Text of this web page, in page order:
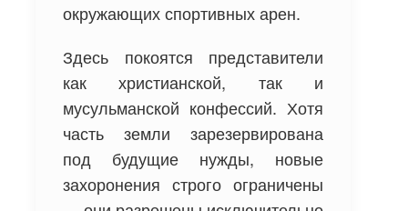
окружающих спортивных арен.
Здесь покоятся представители
как христианской, так и
мусульманской конфессий. Хотя
часть земли зарезервирована
под будущие нужды, новые
захоронения строго ограничены